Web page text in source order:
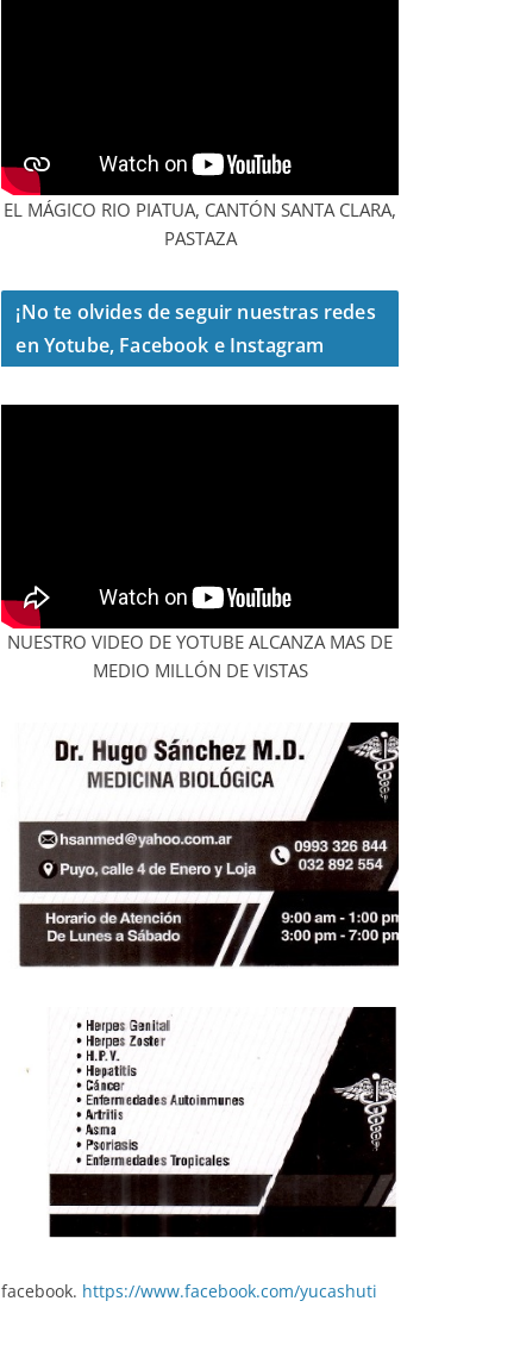
EL MÁGICO RIO PIATUA, CANTÓN SANTA CLARA,
PASTAZA
¡No te olvides de seguir nuestras redes
en Yotube, Facebook e Instagram
NUESTRO VIDEO DE YOTUBE ALCANZA MAS DE
MEDIO MILLÓN DE VISTAS
facebook. https://www.facebook.com/yucashuti